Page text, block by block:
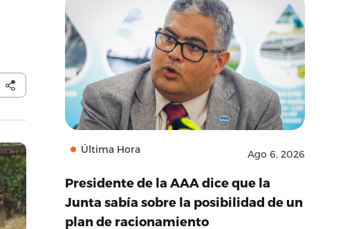
Última Hora Ago 6, 2026
Presidente de la AAA dice que la
Junta sabía sobre la posibilidad de un
plan de racionamiento